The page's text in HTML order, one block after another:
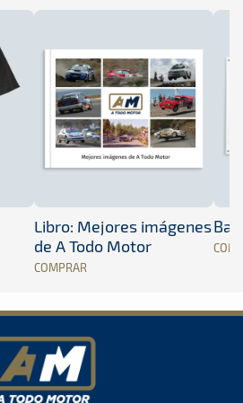
Libro: Mejores imágenes
de A Todo Motor
COMPRAR